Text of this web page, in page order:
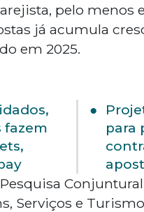
pelo menos
já acumula
em 2025.
fazem
para
Serviços e